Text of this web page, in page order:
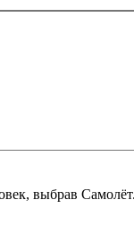
выбрав Самолёт.